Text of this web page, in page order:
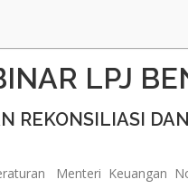
LPJ
REKONSILIASI
Menteri Keuangan